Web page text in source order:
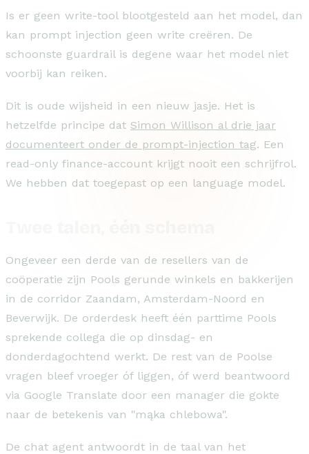
Is er geen write-tool blootgesteld aan het model, dan
kan prompt injection geen write creëren. De
schoonste guardrail is degene waar het model niet
voorbij kan reiken.
Dit is oude wijsheid in een nieuw jasje. Het is
hetzelfde principe dat Simon Willison al drie jaar
documenteert onder de prompt-injection tag. Een
read-only finance-account krijgt nooit een schrijfrol.
We hebben dat toegepast op een language model.
Ongeveer een derde van de resellers van de
coöperatie zijn Pools gerunde winkels en bakkerijen
in de corridor Zaandam, Amsterdam-Noord en
Beverwijk. De orderdesk heeft één parttime Pools
sprekende collega die op dinsdag- en
donderdagochtend werkt. De rest van de Poolse
vragen bleef vroeger óf liggen, óf werd beantwoord
via Google Translate door een manager die gokte
naar de betekenis van "mąka chlebowa".
De chat agent antwoordt in de taal van het